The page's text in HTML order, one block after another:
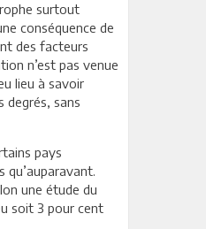
surtout
conséquence de
des facteurs
n’est pas venue
lieu à savoir
sans
pays
qu’auparavant.
une étude du
soit 3 pour cent